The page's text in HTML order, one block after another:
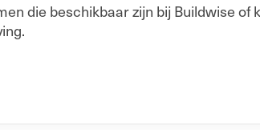
die beschikbaar zijn bij Buildwise